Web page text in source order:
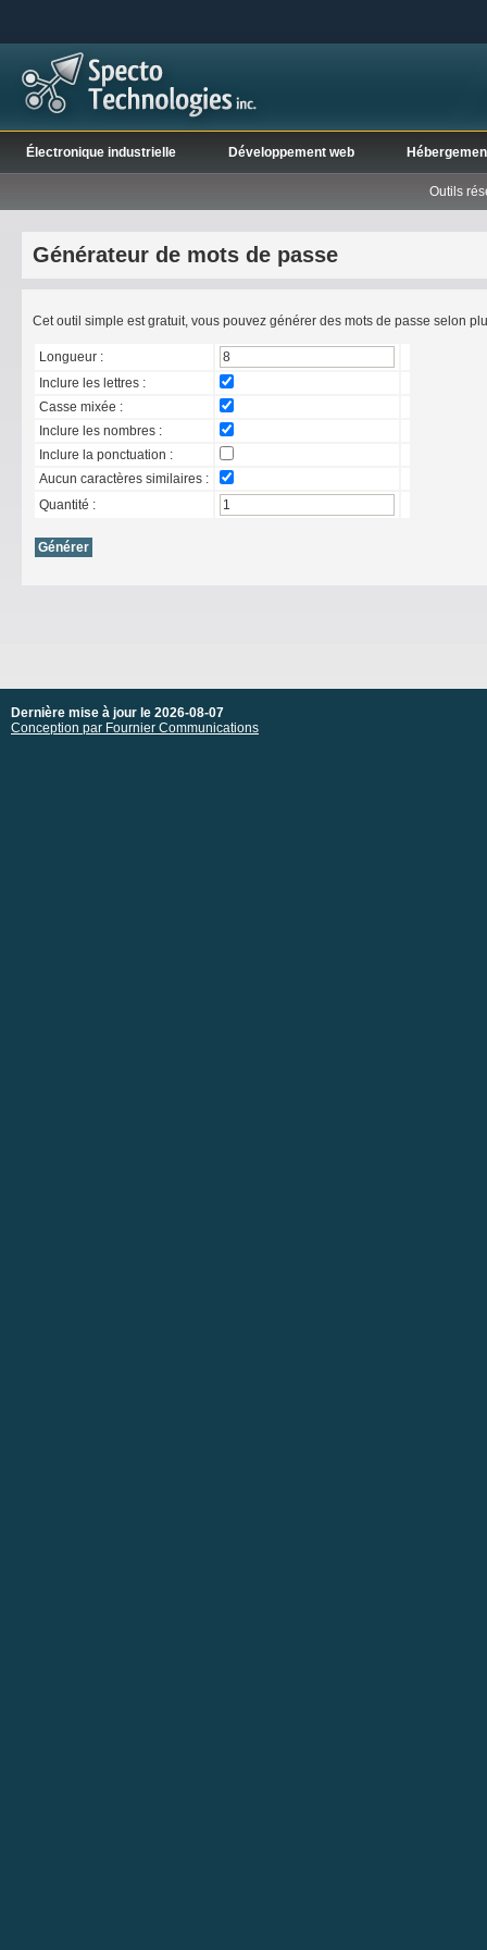
Électronique industrielle Développement web
Outils
Générateur de mots de passe
Cet outil simple est gratuit, vous pouvez générer des mots de passe selon
Longueur :
Inclure les lettres :
Casse mixée :
Inclure les nombres :
Inclure la ponctuation :
Aucun caractères similaires :
Quantité :
Dernière mise à jour le 2026-08-07
Conception par Fournier Communications